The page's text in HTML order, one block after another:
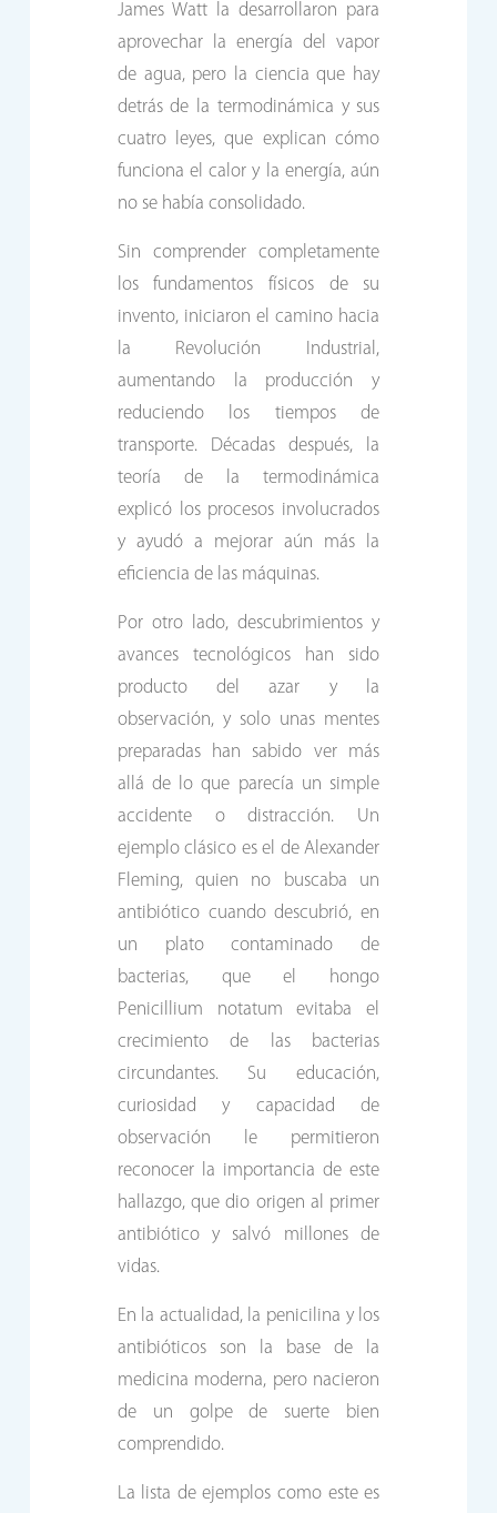
James Watt la desarrollaron para
aprovechar la energía del vapor
de agua, pero la ciencia que hay
detrás de la termodinámica y sus
cuatro leyes, que explican cómo
funciona el calor y la energía, aún
no se había consolidado.
Sin comprender completamente
los fundamentos físicos de su
invento, iniciaron el camino hacia
la Revolución Industrial,
aumentando la producción y
reduciendo los tiempos de
transporte. Décadas después, la
teoría de la termodinámica
explicó los procesos involucrados
y ayudó a mejorar aún más la
eficiencia de las máquinas.
Por otro lado, descubrimientos y
avances tecnológicos han sido
producto del azar y la
observación, y solo unas mentes
preparadas han sabido ver más
allá de lo que parecía un simple
accidente o distracción. Un
ejemplo clásico es el de Alexander
Fleming, quien no buscaba un
antibiótico cuando descubrió, en
un plato contaminado de
bacterias, que el hongo
Penicillium notatum evitaba el
crecimiento de las bacterias
circundantes. Su educación,
curiosidad y capacidad de
observación le permitieron
reconocer la importancia de este
hallazgo, que dio origen al primer
antibiótico y salvó millones de
vidas.
En la actualidad, la penicilina y los
antibióticos son la base de la
medicina moderna, pero nacieron
de un golpe de suerte bien
comprendido.
La lista de ejemplos como este es